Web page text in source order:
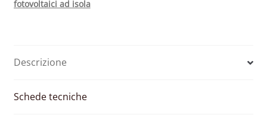
Bianco
quantità
fotovoltaici ad isola
Descrizione
Schede tecniche